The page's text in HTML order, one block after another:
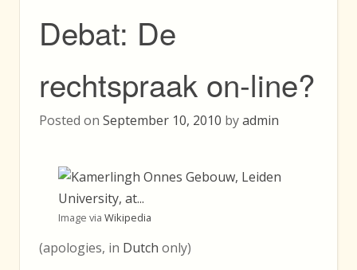
Debat: De
rechtspraak on-line?
Posted on September 10, 2010 byadmin
Image via Wikipedia
(apologies, in Dutch only)